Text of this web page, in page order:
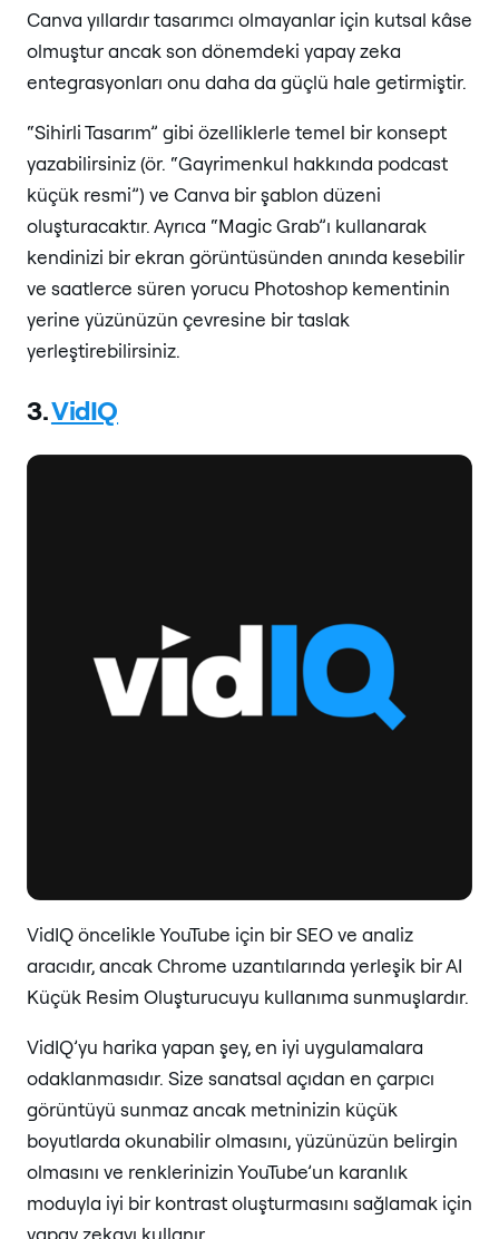
Canva yıllardır tasarımcı olmayanlar için kutsal kâse
olmuştur ancak son dönemdeki yapay zeka
entegrasyonları onu daha da güçlü hale getirmiştir.
“Sihirli Tasarım” gibi özelliklerle temel bir konsept
yazabilirsiniz (ör. “Gayrimenkul hakkında podcast
küçük resmi”) ve Canva bir şablon düzeni
oluşturacaktır. Ayrıca “Magic Grab”ı kullanarak
kendinizi bir ekran görüntüsünden anında kesebilir
ve saatlerce süren yorucu Photoshop kementinin
yerine yüzünüzün çevresine bir taslak
yerleştirebilirsiniz.
3.VidIQ
VidIQ öncelikle YouTube için bir SEO ve analiz
aracıdır, ancak Chrome uzantılarında yerleşik bir AI
Küçük Resim Oluşturucuyu kullanıma sunmuşlardır.
VidIQ’yu harika yapan şey, en iyi uygulamalara
odaklanmasıdır. Size sanatsal açıdan en çarpıcı
görüntüyü sunmaz ancak metninizin küçük
boyutlarda okunabilir olmasını, yüzünüzün belirgin
olmasını ve renklerinizin YouTube’un karanlık
moduyla iyi bir kontrast oluşturmasını sağlamak için
yapay zekayı kullanır.